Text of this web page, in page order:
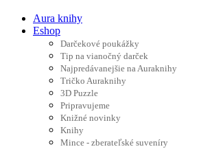
Aura knihy
Eshop
Darčekové poukážky
Tip na vianočný darček
Najpredávanejšie na Auraknihy
Tričko Auraknihy
3D Puzzle
Pripravujeme
Knižné novinky
Knihy
Mince - zberateľské suveníry